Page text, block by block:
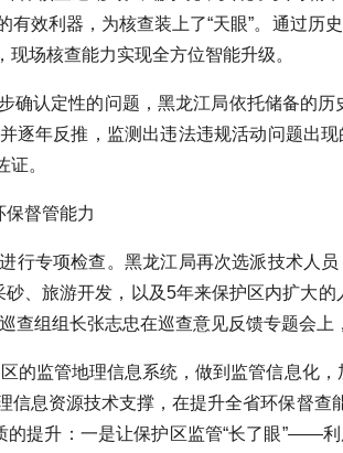
效利器，为核查装上了“天眼”。通过历
场核查能力实现全方位智能升级。
认定性的问题，黑龙江局依托储备的历
逐年反推，监测出违法违规活动问题出
。
力
专项检查。黑龙江局再次选派技术人
、旅游开发，以及5年来保护区内扩大
查组组长张志忠在巡查意见反馈专题会上
监管地理信息系统，做到监管信息化，
息资源技术支撑，在提升全省环保督查
的提升：一是让保护区监管“长了眼”——